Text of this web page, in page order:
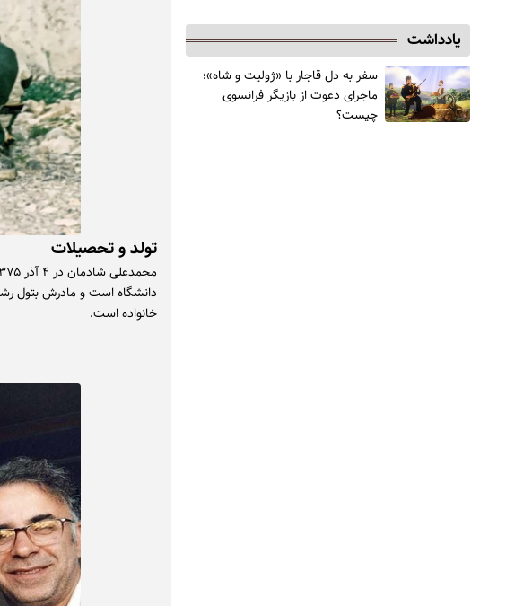
تولد و تحصیلات
دانشگاه است و مادرش بتول
خانواده است.
یادداشت
سفر به دل قاجار با «ژولیت و شاه»؛
ماجرای دعوت از ‌بازیگر فرانسوی
چیست؟